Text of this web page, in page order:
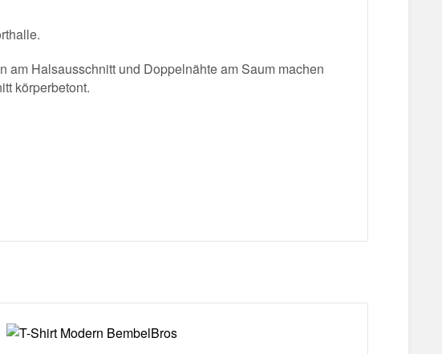
am Halsausschnitt und Doppelnähte am Saum machen
körperbetont.